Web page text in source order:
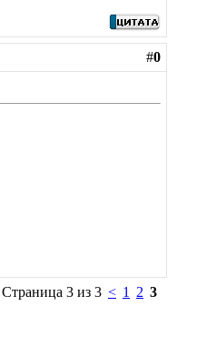
#0
Страница 3 из 3 < 1 2 3